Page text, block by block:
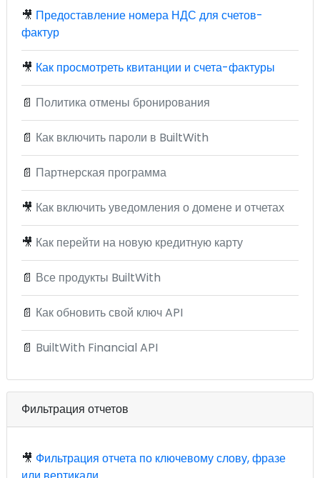
🎥 Предоставление номера НДС для счетов-
фактур
🎥 Как просмотреть квитанции и счета-фактуры
📄 Политика отмены бронирования
📄 Как включить пароли в BuiltWith
📄 Партнерская программа
🎥 Как включить уведомления о домене и отчетах
🎥 Как перейти на новую кредитную карту
📄 Все продукты BuiltWith
📄 Как обновить свой ключ API
📄 BuiltWith Financial API
Фильтрация отчетов
🎥 Фильтрация отчета по ключевому слову, фразе